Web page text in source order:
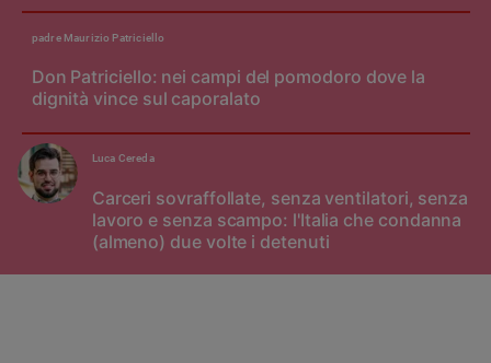
Don Patriciello: nei campi del pomodoro dove la
dignità vince sul caporalato
padre Maurizio Patriciello
Carceri sovraffollate, senza ventilatori, senza
lavoro e senza scampo: l'Italia che condanna
(almeno) due volte i detenuti
Luca Cereda